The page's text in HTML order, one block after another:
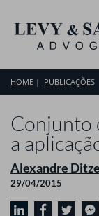
HOME PUBLICAÇÕES
Conjunto
a
Alexandre
29/04/2015